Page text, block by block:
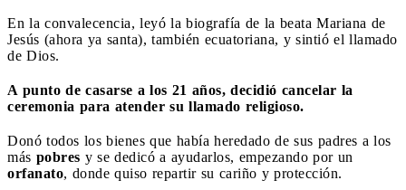
En la convalecencia, leyó la biografía de la beata Mariana de
Jesús (ahora ya santa), también ecuatoriana, y sintió el llamado
de Dios.
A punto de casarse a los 21 años, decidió cancelar la
ceremonia para atender su llamado religioso.
Donó todos los bienes que había heredado de sus padres a los
más pobres y se dedicó a ayudarlos, empezando por un
orfanato, donde quiso repartir su cariño y protección.